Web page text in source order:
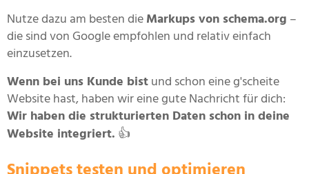
Nutze dazu am besten die Markups von schema.org –
die sind von Google empfohlen und relativ einfach
einzusetzen.
Wenn bei uns Kunde bist und schon eine g'scheite
Website hast, haben wir eine gute Nachricht für dich:
Wir haben die strukturierten Daten schon in deine
Website integriert. 👍